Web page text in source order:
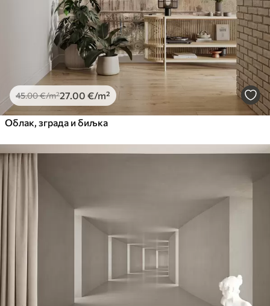
45.00€/m²27 .00 €/m²
Облак, зграда и биљка